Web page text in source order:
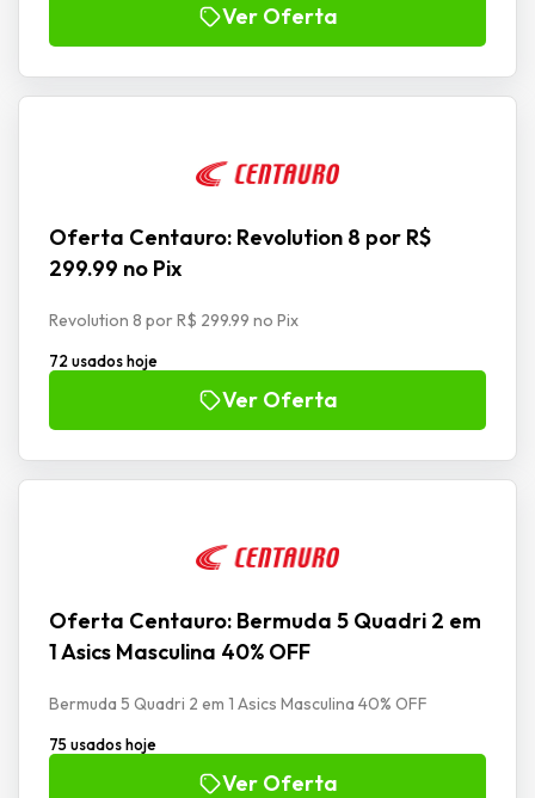
Ver Oferta
Oferta Centauro: Revolution 8 por R$
299.99 no Pix
Revolution 8 por R$ 299.99 no Pix
72 usados hoje
Ver Oferta
Oferta Centauro: Bermuda 5 Quadri 2 em
1 Asics Masculina 40% OFF
Bermuda 5 Quadri 2 em 1 Asics Masculina 40% OFF
75 usados hoje
Ver Oferta